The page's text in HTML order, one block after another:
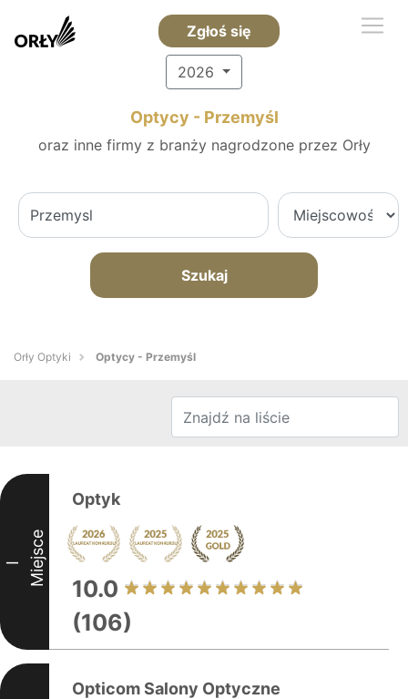
Zgłoś się
2026
Optycy - Przemyśl
oraz inne firmy z branży nagrodzone przez Orły
Szukaj
Orły Optyki Optycy - Przemyśl
I Miejsce
Optyk
10.0
(106)
Opticom Salony Optyczne